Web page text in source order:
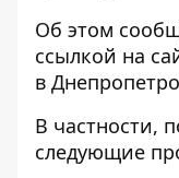
Об этом
ссылкой на
в
В частности,
следующие